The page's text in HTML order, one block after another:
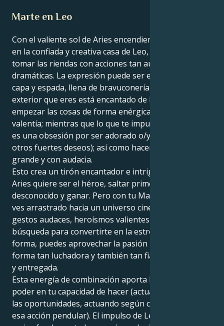
Marte en Leo
Con el valiente sol de Aries encendiendo sus llamas
en la confiada y creativa casa de Leo, aprenderás a
tomar las riendas con acciones tan audaces como
dramáticas. La expresión puede ser enérgica y de
capa y espada, llena de bravuconería, pero el yo
exterior que eres está encantado de liderar y
empezar las cosas de forma enérgica, incluso con
valentía; mientras que lo que te impulsa en el fondo
es una obsesión por ser adorado o/y enamorado (u
otros fuertes deseos); así como hacer todo a lo
grande y con audacia.
Esto crea un tirón encantador e intrigante. Tu sol de
Aries quiere ser el héroe, saltar primero a lo
desconocido y ganar. Pero con tu Marte en Leo, te
ves arrastrado hacia un universo cinematográfico de
gestos audaces, heroísmos valientes y una eterna
búsqueda para convertirte en la estrella. De esta
forma, puedes aprovechar la pasión humana de una
forma tan luchadora y también tan fiable, protectora
y entregada.
Esta energía de combinación aporta la plenitud de su
poder en tu capacidad de hacer (actuar) y aprovechar
las oportunidades, actuando según corazonadas (es
esa acción pendular). El impulso de Leo por ser el